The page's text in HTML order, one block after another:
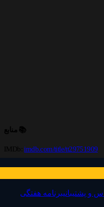
📚 منابع
IMDb:imdb.com/title/tt29751909
Rotten Tomatoes:
Wikipedia:
و پشتیبانیبرنامه هفتگی